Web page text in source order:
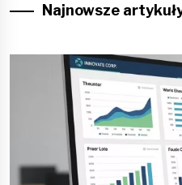
Najnowsze